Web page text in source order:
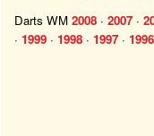
Darts WM 2008 · 2007 ·
· 1999 · 1998 · 1997 · 1996